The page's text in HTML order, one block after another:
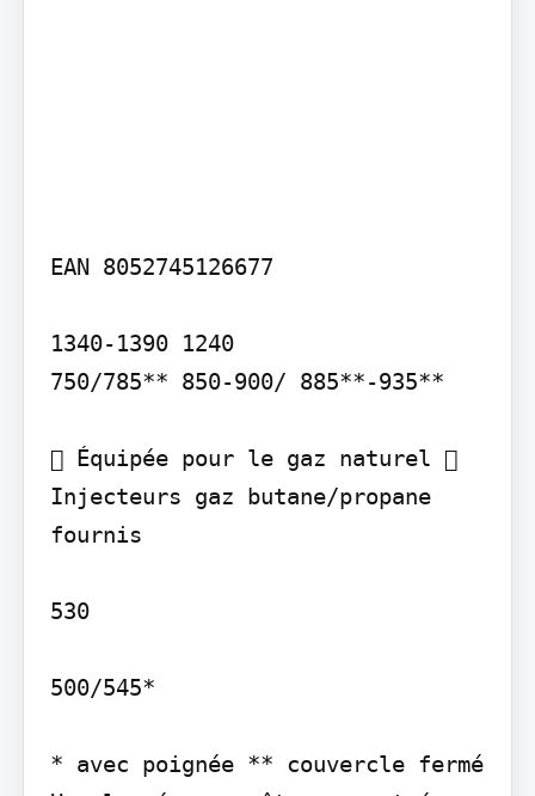
EAN 8052745126677
1340-1390 1240
750/785** 850-900/ 885**-935**
 Équipée pour le gaz naturel 
Injecteurs gaz butane/propane
fournis
530
500/545*
* avec poignée ** couvercle fermé